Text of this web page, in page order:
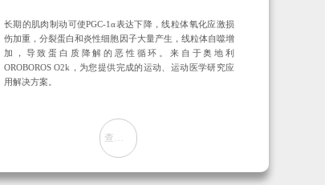
长期的肌肉制动可使PGC-1α表达下降，线粒体氧化应激损
伤加重，分裂蛋白和炎性细胞因子大量产生，线粒体自噬增
加，导致蛋白质降解的恶性循环。来自于奥地利
OROBOROS O2k，为您提供完成的运动、运动医学研究应
用解决方案。
查阅方案